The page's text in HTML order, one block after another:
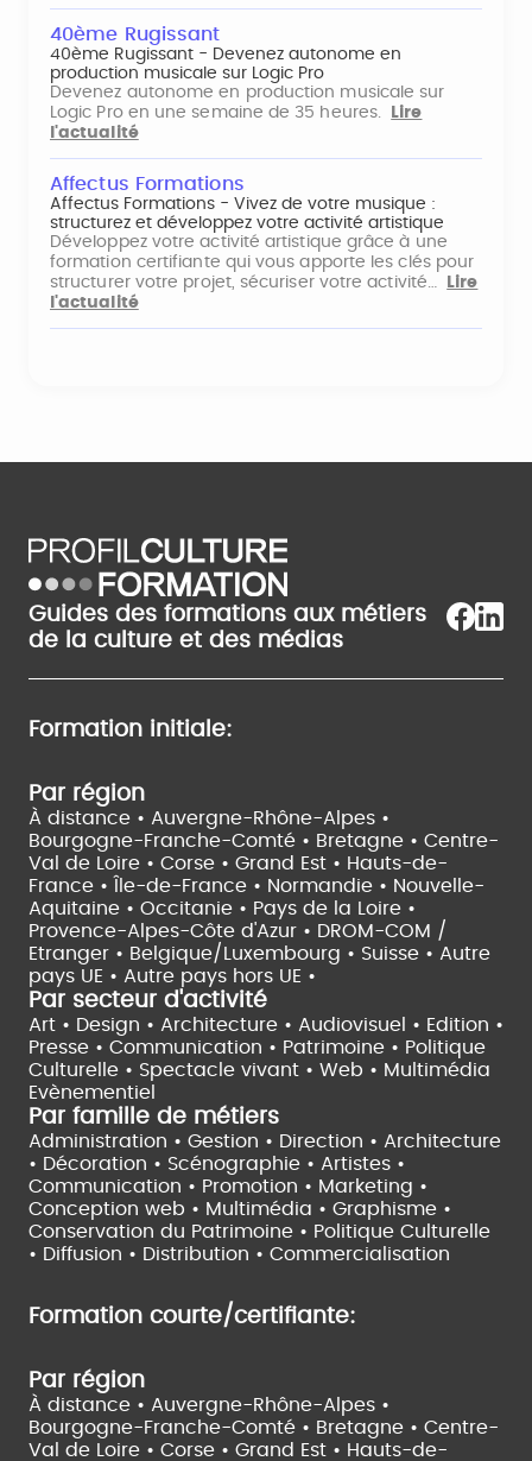
40ème Rugissant
40ème Rugissant - Devenez autonome en
production musicale sur Logic Pro
Devenez autonome en production musicale sur
Logic Pro en une semaine de 35 heures.
Lire
l'actualité
Affectus Formations
Affectus Formations - Vivez de votre musique :
structurez et développez votre activité artistique
Développez votre activité artistique grâce à une
formation certifiante qui vous apporte les clés pour
structurer votre projet, sécuriser votre activité…
Lire
l'actualité
Guides des formations aux métiers
de la culture et des médias
Formation initiale:
Par région
À distance • Auvergne-Rhône-Alpes •
Bourgogne-Franche-Comté • Bretagne • Centre-
Val de Loire • Corse • Grand Est • Hauts-de-
France •
Île-de-France • Normandie • Nouvelle-
Aquitaine • Occitanie • Pays de la Loire •
Provence-Alpes-Côte d'Azur • DROM-COM /
Etranger • Belgique/Luxembourg • Suisse • Autre
pays UE • Autre pays hors UE •
Par secteur d'activité
Art • Design • Architecture • Audiovisuel • Edition •
Presse • Communication • Patrimoine • Politique
Culturelle • Spectacle vivant • Web • Multimédia
Evènementiel
Par famille de métiers
Administration • Gestion • Direction • Architecture
• Décoration • Scénographie • Artistes •
Communication • Promotion • Marketing •
Conception web • Multimédia • Graphisme •
Conservation du Patrimoine • Politique Culturelle
• Diffusion • Distribution • Commercialisation
Formation courte/certifiante:
Par région
À distance • Auvergne-Rhône-Alpes •
Bourgogne-Franche-Comté • Bretagne • Centre-
Val de Loire • Corse • Grand Est • Hauts-de-